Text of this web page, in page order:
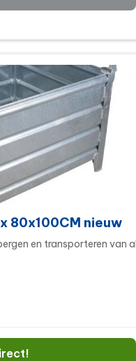
80x100CM nieuw
en transporteren van